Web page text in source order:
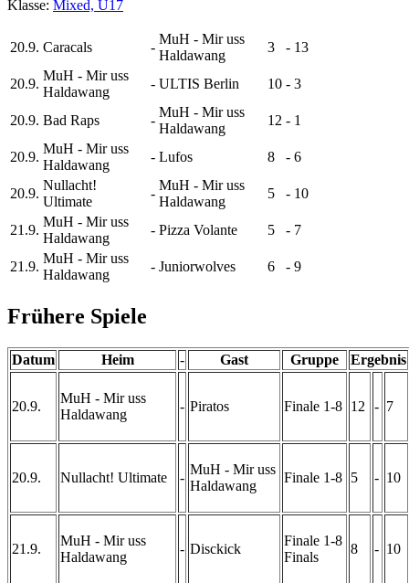
Klasse: Mixed, U17
20.9. Caracals -
MuH - Mir uss
Haldawang
3 - 13
20.9.
MuH - Mir uss
Haldawang
- ULTIS Berlin 10 - 3
20.9. Bad Raps -
MuH - Mir uss
Haldawang
12 - 1
20.9.
MuH - Mir uss
Haldawang
- Lufos 8 - 6
20.9.
Nullacht!
Ultimate
-
MuH - Mir uss
Haldawang
5 - 10
21.9.
MuH - Mir uss
Haldawang
- Pizza Volante 5 - 7
21.9.
MuH - Mir uss
Haldawang
- Juniorwolves 6 - 9
Frühere Spiele
Datum Heim - Gast Gruppe Ergebnis
20.9.
MuH - Mir uss
Haldawang
- Piratos Finale 1-8 12 - 7
20.9. Nullacht! Ultimate -
MuH - Mir uss
Haldawang
Finale 1-8 5 - 10
21.9.
MuH - Mir uss
Haldawang
- Disckick
Finale 1-8
Finals
8 - 10